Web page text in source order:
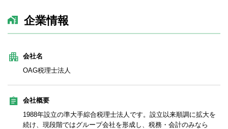
企業情報
会社名
OAG税理士法人
会社概要
1988年設立の準大手綜合税理士法人です。設立以来順調に拡大を
続け、現段階ではグループ会社を形成し、税務・会計のみなら